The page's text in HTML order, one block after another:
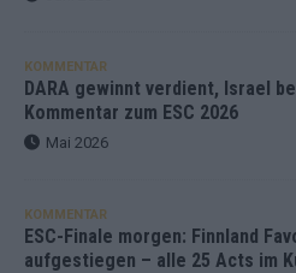
KOMMENTAR
DARA gewinnt verdient, Israel
Kommentar zum ESC 2026
Mai 2026
KOMMENTAR
ESC-Finale morgen: Finnland
aufgestiegen – alle 25 Acts im